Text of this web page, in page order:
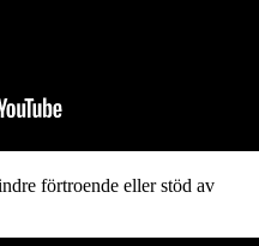
förtroende eller stöd av